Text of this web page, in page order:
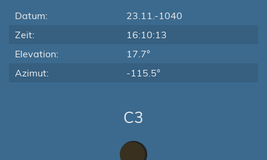
Datum:
23.11.-1040
Zeit:
16:10:13
Elevation:
17.7°
Azimut:
-115.5°
C3